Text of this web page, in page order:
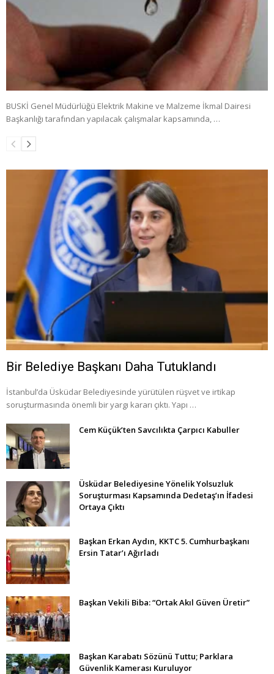
BUSKİ Genel Müdürlüğü Elektrik Makine ve Malzeme İkmal Dairesi
Başkanlığı tarafından yapılacak çalışmalar kapsamında, …
Bir Belediye Başkanı Daha Tutuklandı
İstanbul’da Üsküdar Belediyesinde yürütülen rüşvet ve irtikap
soruşturmasında önemli bir yargı kararı çıktı. Yapı …
Cem Küçük’ten Savcılıkta Çarpıcı Kabuller
Üsküdar Belediyesine Yönelik Yolsuzluk
Soruşturması Kapsamında Dedetaş’ın İfadesi
Ortaya Çıktı
Başkan Erkan Aydın, KKTC 5. Cumhurbaşkanı
Ersin Tatar’ı Ağırladı
Başkan Vekili Biba: “Ortak Akıl Güven Üretir”
Başkan Karabatı Sözünü Tuttu; Parklara
Güvenlik Kamerası Kuruluyor